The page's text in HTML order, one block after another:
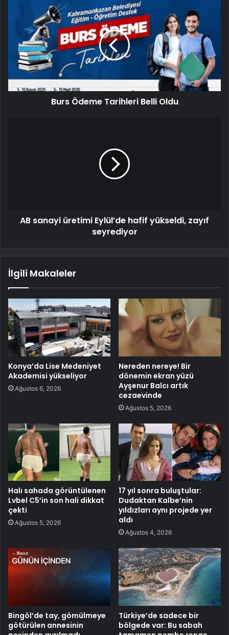
Burs Ödeme Tarihleri Belli Oldu
AB sanayi üretimi Eylül’de hafif yükseldi, zayıf
seyrediyor
İlgili Makaleler
Konya’da Lise Medeniyet
Akademisi yükseliyor
Ağustos 6, 2026
Nereden nereye! Bir
dönemin ekran yüzü
Ayşenur Balcı artık
cezaevinde
Ağustos 5, 2026
Halı sahada görüntülenen
Lvbel C5’in son hali dikkat
çekti
Ağustos 5, 2026
17 yıl sonra buluştular:
Dudaktan Kalbe’nin
yıldızları aynı projede yer
aldı
Ağustos 4, 2026
Bingöl’de tay, gömülmeye
götürülen annesinin
Türkiye’de sadece bir
bölgede var: Bu sabah